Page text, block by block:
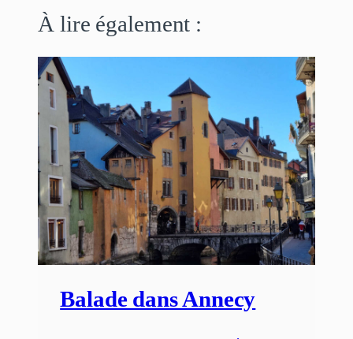
À lire également :
Balade dans Annecy